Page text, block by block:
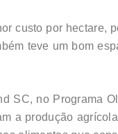
custo por
teve um bom
SC, no Programa
a produção